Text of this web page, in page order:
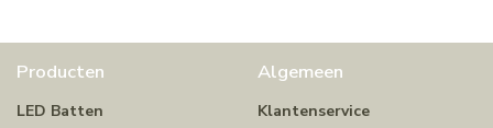
Producten
LED Batten
Algemeen
Klantenservice